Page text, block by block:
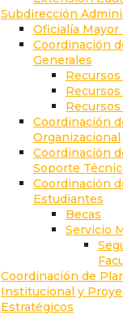
Subdirección
Oficialía Mayor
Coordinación
Generales
Coordinación
Organizacional
Coordinación
Soporte
Coordinación
Estudiantes
Becas
Servicio
Coordinación de
Institucional y
Estratégicos